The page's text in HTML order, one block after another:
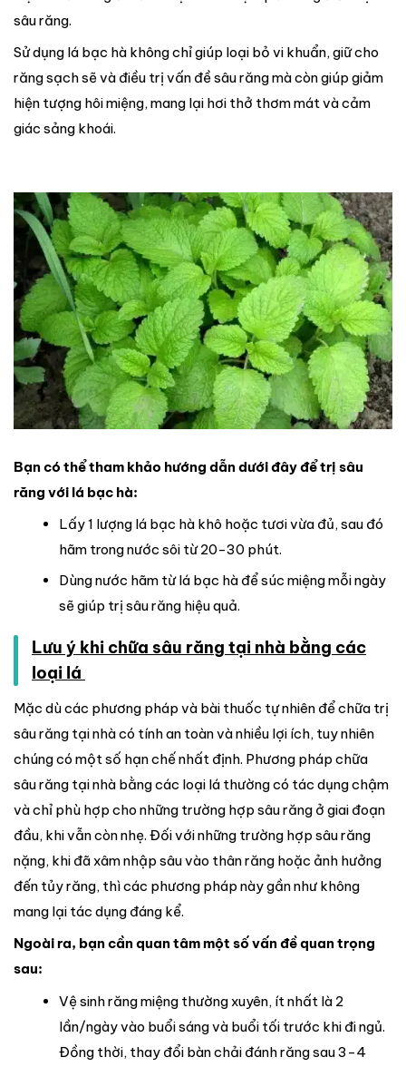
sâu răng.
Sử dụng lá bạc hà không chỉ giúp loại bỏ vi khuẩn, giữ cho
răng sạch sẽ và điều trị vấn đề sâu răng mà còn giúp giảm
hiện tượng hôi miệng, mang lại hơi thở thơm mát và cảm
giác sảng khoái.
Bạn có thể tham khảo hướng dẫn dưới đây để trị sâu
răng với lá bạc hà:
Lấy 1 lượng lá bạc hà khô hoặc tươi vừa đủ, sau đó
hãm trong nước sôi từ 20-30 phút.
Dùng nước hãm từ lá bạc hà để súc miệng mỗi ngày
sẽ giúp trị sâu răng hiệu quả.
Lưu ý khi chữa sâu răng tại nhà bằng các
loại lá
Mặc dù các phương pháp và bài thuốc tự nhiên để chữa trị
sâu răng tại nhà có tính an toàn và nhiều lợi ích, tuy nhiên
chúng có một số hạn chế nhất định. Phương pháp chữa
sâu răng tại nhà bằng các loại lá thường có tác dụng chậm
và chỉ phù hợp cho những trường hợp sâu răng ở giai đoạn
đầu, khi vẫn còn nhẹ. Đối với những trường hợp sâu răng
nặng, khi đã xâm nhập sâu vào thân răng hoặc ảnh hưởng
đến tủy răng, thì các phương pháp này gần như không
mang lại tác dụng đáng kể.
Ngoài ra, bạn cần quan tâm một số vấn đề quan trọng
sau:
Vệ sinh răng miệng thường xuyên, ít nhất là 2
lần/ngày vào buổi sáng và buổi tối trước khi đi ngủ.
Đồng thời, thay đổi bàn chải đánh răng sau 3-4